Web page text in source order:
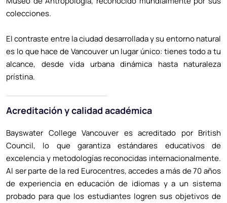
colecciones.
El contraste entre la ciudad desarrollada y su entorno natural
es lo que hace de Vancouver un lugar único: tienes todo a tu
alcance, desde vida urbana dinámica hasta naturaleza
prístina.
Acreditación y calidad académica
Bayswater College Vancouver es acreditado por British
Council, lo que garantiza estándares educativos de
excelencia y metodologías reconocidas internacionalmente.
Al ser parte de la red Eurocentres, accedes a más de 70 años
de experiencia en educación de idiomas y a un sistema
probado para que los estudiantes logren sus objetivos de